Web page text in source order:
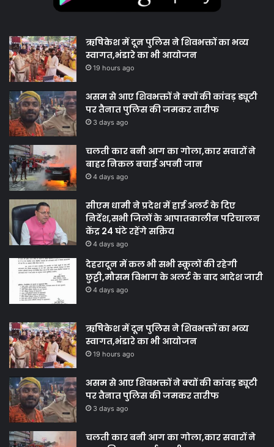
ऋषिकेश में दून पुलिस ने शिवभक्तों का भव्य
स्वागत,भंडारे का भी आयोजन
19 hours ago
असम से आए शिवभक्तों ने क्यों की कांवड़ ड्यूटी
पर तैनात पुलिस की जमकर तारीफ
3 days ago
चलती कार बनी आग का गोला,कार सवारों ने
बाहर निकल बचाई अपनी जान
4 days ago
सीएम धामी ने प्रदेश में हाई अलर्ट के दिए
निर्देश,सभी जिलों के आपातकालीन परिचालन
केंद्र 24 घंटे रहेंगे सक्रिय
4 days ago
देहरादून में कल भी सभी स्कूलों की रहेगी
छुट्टी,मौसम विभाग के अलर्ट के बाद आदेश जारी
4 days ago
ऋषिकेश में दून पुलिस ने शिवभक्तों का भव्य
स्वागत,भंडारे का भी आयोजन
19 hours ago
असम से आए शिवभक्तों ने क्यों की कांवड़ ड्यूटी
पर तैनात पुलिस की जमकर तारीफ
3 days ago
चलती कार बनी आग का गोला,कार सवारों ने